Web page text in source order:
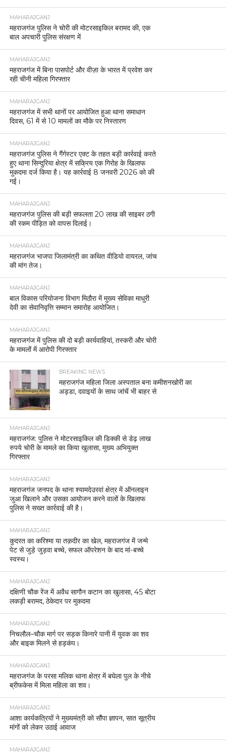
MAHARAJGANJ
महराजगंज पुलिस ने चोरी की मोटरसाइकिल बरामद की, एक
बाल अपचारी पुलिस संरक्षण में
MAHARAJGANJ
महराजगंज में बिना पासपोर्ट और वीज़ा के भारत में प्रवेश कर
रही चीनी महिला गिरफ्तार
MAHARAJGANJ
महराजगंज में सभी थानों पर आयोजित हुआ थाना समाधान
दिवस, 61 में से 10 मामलों का मौके पर निस्तारण
MAHARAJGANJ
महराजगंज पुलिस ने गैंगेस्टर एक्ट के तहत बड़ी कार्रवाई करते
हुए थाना सिन्दुरिया क्षेत्र में सक्रिय एक गिरोह के खिलाफ
मुकदमा दर्ज किया है। यह कार्रवाई 8 जनवरी 2026 को की
गई।
MAHARAJGANJ
महराजगंज पुलिस की बड़ी सफलता 20 लाख की साइबर ठगी
की रकम पीड़ित को वापस दिलाई।
MAHARAJGANJ
महराजगंज भाजपा जिलामंत्री का कथित वीडियो वायरल, जांच
की मांग तेज।
MAHARAJGANJ
बाल विकास परियोजना विभाग मिठौरा में मुख्य सेविका माधुरी
देवी का सेवानिवृत्ति सम्मान समारोह आयोजित।
MAHARAJGANJ
महराजगंज में पुलिस की दो बड़ी कार्यवाहियां, तस्करी और चोरी
के मामलों में आरोपी गिरफ्तार
BREAKING NEWS
महराजगंज महिला जिला अस्पताल बना कमीशनखोरी का
अड्डा, दवाइयों के साथ जांचें भी बाहर से
MAHARAJGANJ
महराजगंज: पुलिस ने मोटरसाइकिल की डिक्की से डेढ़ लाख
रुपये चोरी के मामले का किया खुलासा, मुख्य अभियुक्त
गिरफ्तार
MAHARAJGANJ
महराजगंज जनपद के थाना श्यामदेउरवां क्षेत्र में ऑनलाइन
जुआ खिलाने और उसका आयोजन करने वालों के खिलाफ
पुलिस ने सख्त कार्रवाई की है।
MAHARAJGANJ
कुदरत का करिश्मा या तक़दीर का खेल, महराजगंज में जन्मे
पेट से जुड़े जुड़वा बच्चे, सफल ऑपरेशन के बाद मां-बच्चे
स्वस्थ।
MAHARAJGANJ
दक्षिणी चौक रेंज में अवैध सागौन कटान का खुलासा, 45 बोटा
लकड़ी बरामद, ठेकेदार पर मुकदमा
MAHARAJGANJ
निचलौल–चौक मार्ग पर सड़क किनारे पानी में युवक का शव
और बाइक मिलने से हड़कंप।
MAHARAJGANJ
महराजगंज के परसा मलिक थाना क्षेत्र में बघेला पुल के नीचे
ब्रीफकेस में मिला महिला का शव।
MAHARAJGANJ
आशा कार्यकत्रियों ने मुख्यमंत्री को सौंपा ज्ञापन, सात सूत्रीय
मांगों को लेकर उठाई आवाज
MAHARAJGANJ